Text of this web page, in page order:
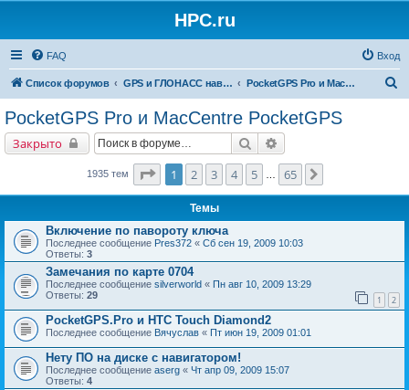
HPC.ru
FAQ Вход
Список форумов GPS и ГЛОНАСС навигация и оборудование для навигации PocketGPS Pro и MacCentre PocketGPS
PocketGPS Pro и MacCentre PocketGPS
Закрыто Поиск
1935 тем Страница1 из
1 2 3 4 5 65
Темы
Включение по павороту ключа
Последнее сообщение Pres372 « Сб сен 19, 2009 10:03
Ответы: 3
Замечания по карте 0704
Последнее сообщение silverworld « Пн авг 10, 2009 13:29
Ответы: 29 1 2
PocketGPS.Pro и HTC Touch Diamond2
Последнее сообщение Вячуслав « Пт июн 19, 2009 01:01
Нету ПО на диске с навигатором!
Последнее сообщение aserg « Чт апр 09, 2009 15:07
Ответы: 4